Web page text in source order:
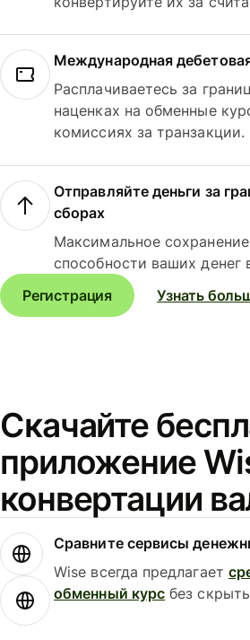
Международная
Расплачиваетесь за
наценках на обменные
комиссиях за транзакции.
Отправляйте деньги за
сборах
Максимальное
способности ваших денег
Регистрация
Узнать
Скачайте
приложение
конвертации
Сравните сервисы
Wise всегда предлагает
обменный курс без